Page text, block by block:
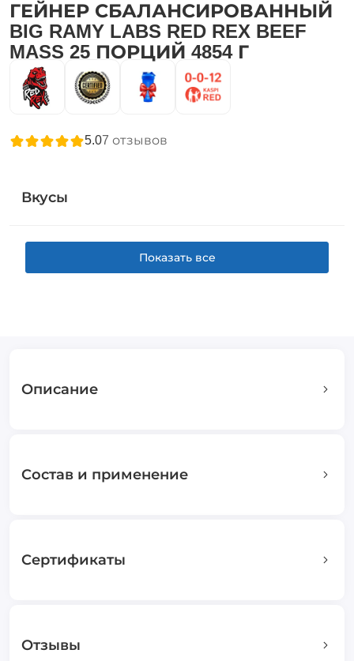
ГЕЙНЕР СБАЛАНСИРОВАННЫЙ
BIG RAMY LABS RED REX BEEF
MASS 25 ПОРЦИЙ 4854 Г
5.07 отзывов
Вкусы
Показать все
Описание
Состав и применение
Сертификаты
Отзывы